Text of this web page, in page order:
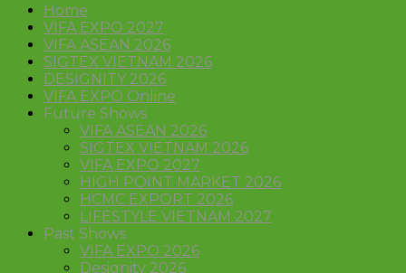
Home
VIFA EXPO 2027
VIFA ASEAN 2026
SIGTEX VIETNAM 2026
DESIGNITY 2026
VIFA EXPO Online
Future Shows
VIFA ASEAN 2026
SIGTEX VIETNAM 2026
VIFA EXPO 2027
HIGH POINT MARKET 2026
HCMC EXPORT 2026
LIFESTYLE VIETNAM 2027
Past Shows
VIFA EXPO 2026
Designity 2026